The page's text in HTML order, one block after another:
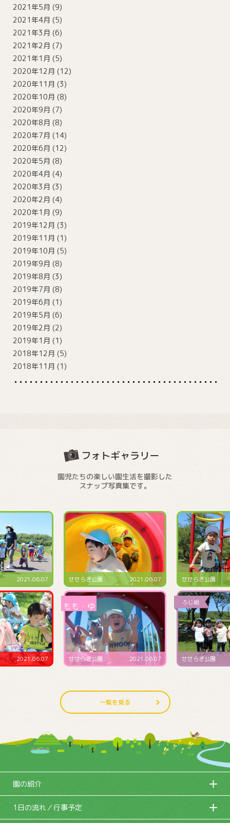
2021年5月 (9)
2021年4月 (5)
2021年3月 (6)
2021年2月 (7)
2021年1月 (5)
2020年12月 (12)
2020年11月 (3)
2020年10月 (8)
2020年9月 (7)
2020年8月 (8)
2020年7月 (14)
2020年6月 (12)
2020年5月 (8)
2020年4月 (4)
2020年3月 (3)
2020年2月 (4)
2020年1月 (9)
2019年12月 (3)
2019年11月 (1)
2019年10月 (5)
2019年9月 (8)
2019年8月 (3)
2019年7月 (8)
2019年6月 (1)
2019年5月 (6)
2019年2月 (2)
2019年1月 (1)
2018年12月 (5)
2018年11月 (1)
フォトギャラリー
園児たちの楽しい園生活を撮影した
スナップ写真集です。
2021.06.07
2021.06.07
せせらぎ公園 2021.06.07
せせらぎ公園 2021.06.07
せせらぎ公園
せせらぎ公園
一覧を見る
園の紹介
1日の流れ／行事予定